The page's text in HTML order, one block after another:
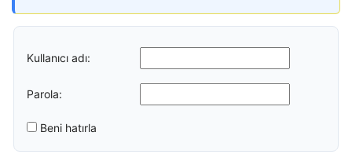
Kullanıcı adı:
Parola:
Beni hatırla